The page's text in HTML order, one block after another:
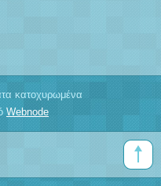
κατοχυρωμένα
Webnode